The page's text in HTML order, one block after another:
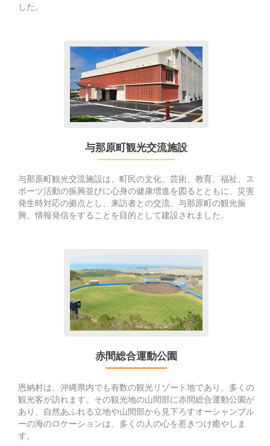
した。
Go
to
与
那
原
町
光
交
施
設
与那原町観光交流施設
与那原町観光交流施設は、町民の文化、芸術、教育、福祉、ス
ポーツ活動の振興並びに心身の健康増進を図るとともに、災害
発生時対応の拠点とし、来訪者との交流、与那原町の観光振
興、情報発信をすることを目的として建設されました。
to
赤
間
総
合
動
公
赤間総合運動公園
恩納村は、沖縄県内でも有数の観光リゾート地であり、多くの
観光客が訪れます。その観光地の山間部に赤間総合運動公園が
あり、自然あふれる立地や山間部から見下ろすオーシャンブル
ーの海のロケーションは、多くの人の心を惹きつけ癒やしま
す。